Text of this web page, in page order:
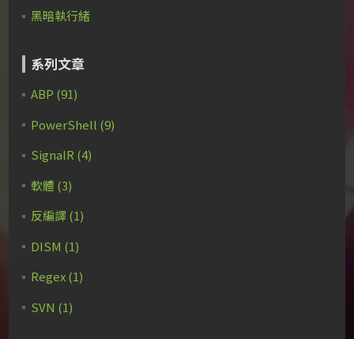
黑暗執行緒
系列文章
ABP (91)
PowerShell (9)
SignalR (4)
軟體 (3)
反編譯 (1)
DISM (1)
Regex (1)
SVN (1)